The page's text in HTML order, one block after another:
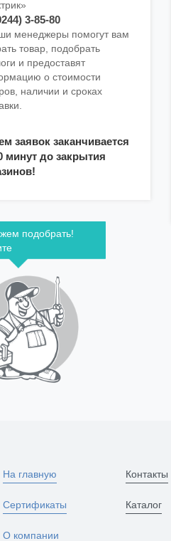
3-85-80
менеджеры помогут вам
товар, подобрать
и предоставят
о стоимости
наличии и сроках
заявок заканчивается
минут до закрытия
подобрать!
На главную
Сертификаты
О компании
Контакты
Каталог